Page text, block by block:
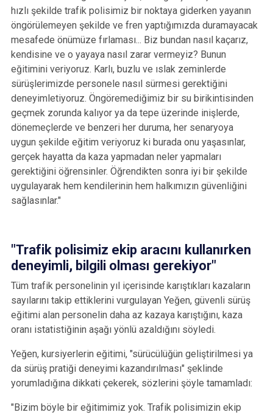
hızlı şekilde trafik polisimiz bir noktaya giderken yayanın
öngörülemeyen şekilde ve fren yaptığımızda duramayacak
mesafede önümüze fırlaması... Biz bundan nasıl kaçarız,
kendisine ve o yayaya nasıl zarar vermeyiz? Bunun
eğitimini veriyoruz. Karlı, buzlu ve ıslak zeminlerde
sürüşlerimizde personele nasıl sürmesi gerektiğini
deneyimletiyoruz. Öngöremediğimiz bir su birikintisinden
geçmek zorunda kalıyor ya da tepe üzerinde inişlerde,
dönemeçlerde ve benzeri her duruma, her senaryoya
uygun şekilde eğitim veriyoruz ki burada onu yaşasınlar,
gerçek hayatta da kaza yapmadan neler yapmaları
gerektiğini öğrensinler. Öğrendikten sonra iyi bir şekilde
uygulayarak hem kendilerinin hem halkımızın güvenliğini
sağlasınlar."
"Trafik polisimiz ekip aracını kullanırken
deneyimli, bilgili olması gerekiyor"
Tüm trafik personelinin yıl içerisinde karıştıkları kazaların
sayılarını takip ettiklerini vurgulayan Yeğen, güvenli sürüş
eğitimi alan personelin daha az kazaya karıştığını, kaza
oranı istatistiğinin aşağı yönlü azaldığını söyledi.
Yeğen, kursiyerlerin eğitimi, "sürücülüğün geliştirilmesi ya
da sürüş pratiği deneyimi kazandırılması" şeklinde
yorumladığına dikkati çekerek, sözlerini şöyle tamamladı:
"Bizim böyle bir eğitimimiz yok. Trafik polisimizin ekip